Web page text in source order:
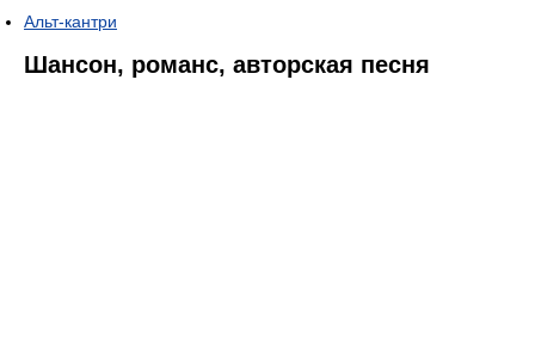
Альт-кантри
Шансон, романс, авторская песня